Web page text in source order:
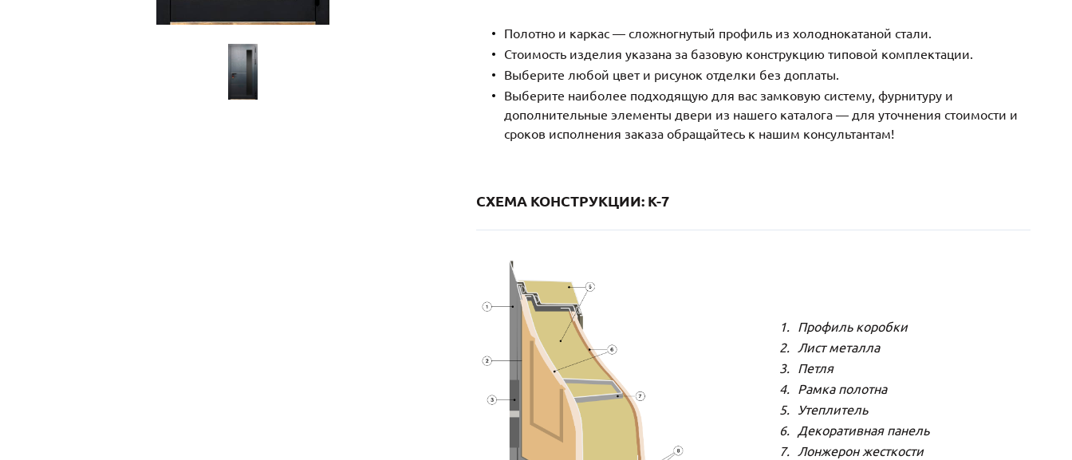
Полотно и каркас — сложногнутый профиль из холоднокатаной стали.
Стоимость изделия указана за базовую конструкцию типовой комплектации.
Выберите любой цвет и рисунок отделки без доплаты.
Выберите наиболее подходящую для вас замковую систему, фурнитуру и
дополнительные элементы двери из нашего каталога — для уточнения стоимости и
сроков исполнения заказа обращайтесь к нашим консультантам!
СХЕМА КОНСТРУКЦИИ: K-7
Профиль коробки
Лист металла
Петля
Рамка полотна
Утеплитель
Декоративная панель
Лонжерон жесткости